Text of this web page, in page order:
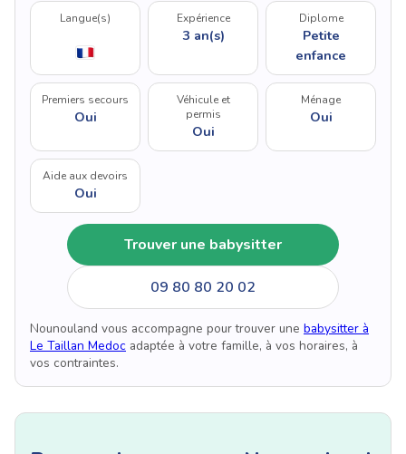
Langue(s) Expérience
3 an(s)
Diplome
Petite
enfance
Premiers secours
Oui
Véhicule et
permis
Oui
Ménage
Oui
Aide aux devoirs
Oui
Trouver une babysitter
09 80 80 20 02
Nounouland vous accompagne pour trouver une babysitter à
Le Taillan Medoc adaptée à votre famille, à vos horaires, à
vos contraintes.